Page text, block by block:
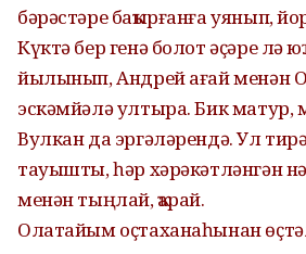
бәрәстәре баҡырғанға уянып,
Күктә бер генә болот әҫәре лә
йылынып, Андрей ағай менән
эскәмйәлә ултыра. Бик матур,
Вулкан да эргәләрендә. Ул
тауышты, һәр хәрәкәтләнгән
менән тыңлай, ҡарай.
Олатайым оҫтаханаһынан